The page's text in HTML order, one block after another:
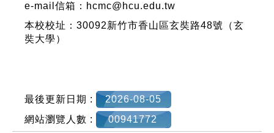
e-mail信箱：hcmc@hcu.edu.tw
本校校址：30092新竹市香山區玄奘路48號（玄
奘大學）
最後更新日期 :
2026-08-05
網站瀏覽人數 :
00941772